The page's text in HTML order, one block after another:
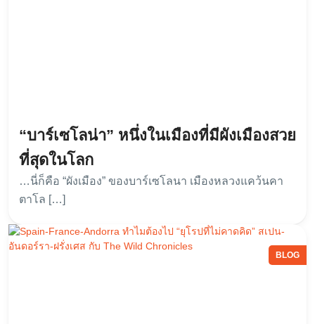
“บาร์เซโลน่า” หนึ่งในเมืองที่มีผังเมืองสวย
ที่สุดในโลก
…นี่ก็คือ “ผังเมือง” ของบาร์เซโลนา เมืองหลวงแคว้นคา
ตาโล […]
BLOG